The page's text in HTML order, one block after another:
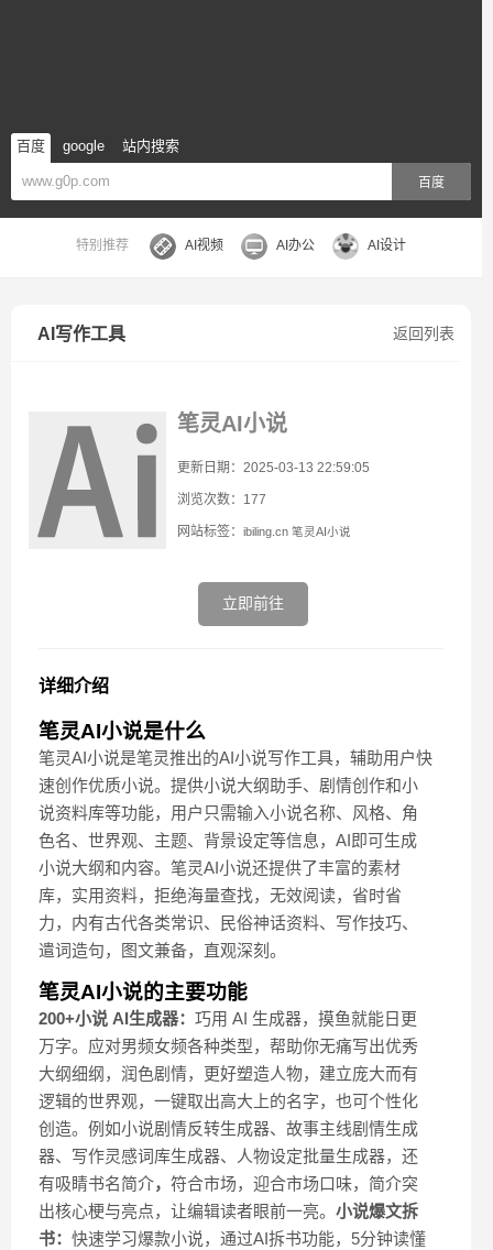
百度 google 站内搜索
百度
特别推荐 AI视频 AI办公 AI设计
返回列表
AI写作工具
笔灵AI小说
更新日期：2025-03-13 22:59:05
浏览次数：177
网站标签：ibiling.cn 笔灵AI小说
立即前往
详细介绍
笔灵AI小说是什么
笔灵AI小说是笔灵推出的AI小说写作工具，辅助用户快
速创作优质小说。提供小说大纲助手、剧情创作和小
说资料库等功能，用户只需输入小说名称、风格、角
色名、世界观、主题、背景设定等信息，AI即可生成
小说大纲和内容。笔灵AI小说还提供了丰富的素材
库，实用资料，拒绝海量查找，无效阅读，省时省
力，内有古代各类常识、民俗神话资料、写作技巧、
遣词造句，图文兼备，直观深刻。
笔灵AI小说的主要功能
200+小说 AI生成器： 巧用 AI 生成器，摸鱼就能日更
万字。应对男频女频各种类型，帮助你无痛写出优秀
大纲细纲，润色剧情，更好塑造人物，建立庞大而有
逻辑的世界观，一键取出高大上的名字，也可个性化
创造。例如小说剧情反转生成器、故事主线剧情生成
器、写作灵感词库生成器、人物设定批量生成器，还
有吸睛书名简介， 符合市场，迎合市场口味，简介突
出核心梗与亮点，让编辑读者眼前一亮。 小说爆文拆
书： 快速学习爆款小说，通过AI拆书功能，5分钟读懂